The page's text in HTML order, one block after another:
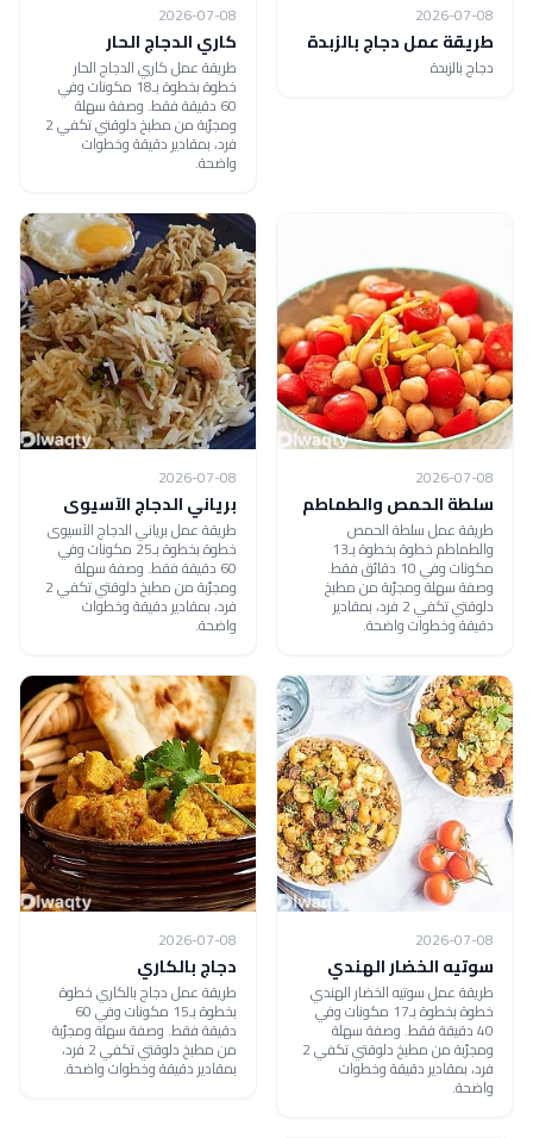
2026-07-08
طريقة عمل دجاج بالزبدة
دجاج بالزبدة
2026-07-08
كاري الدجاج الحار
طريقة عمل كاري الدجاج الحار
خطوة بخطوة بـ18 مكونات وفي
60 دقيقة فقط. وصفة سهلة
ومجرّبة من مطبخ دلوقتي تكفي 2
فرد، بمقادير دقيقة وخطوات
واضحة.
2026-07-08
سلطة الحمص والطماطم
طريقة عمل سلطة الحمص
والطماطم خطوة بخطوة بـ13
مكونات وفي 10 دقائق فقط.
وصفة سهلة ومجرّبة من مطبخ
دلوقتي تكفي 2 فرد، بمقادير
دقيقة وخطوات واضحة.
2026-07-08
برياني الدجاج الآسيوى
طريقة عمل برياني الدجاج الآسيوى
خطوة بخطوة بـ25 مكونات وفي
60 دقيقة فقط. وصفة سهلة
ومجرّبة من مطبخ دلوقتي تكفي 2
فرد، بمقادير دقيقة وخطوات
واضحة.
2026-07-08
سوتيه الخضار الهندي
طريقة عمل سوتيه الخضار الهندي
خطوة بخطوة بـ17 مكونات وفي
40 دقيقة فقط. وصفة سهلة
ومجرّبة من مطبخ دلوقتي تكفي 2
فرد، بمقادير دقيقة وخطوات
واضحة.
2026-07-08
دجاج بالكاري
طريقة عمل دجاج بالكاري خطوة
بخطوة بـ15 مكونات وفي 60
دقيقة فقط. وصفة سهلة ومجرّبة
من مطبخ دلوقتي تكفي 2 فرد،
بمقادير دقيقة وخطوات واضحة.